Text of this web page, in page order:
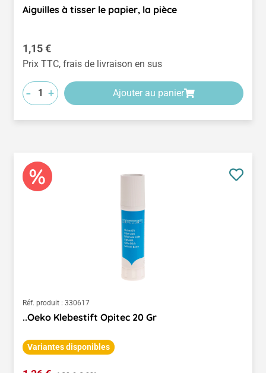
Aiguilles à tisser le papier, la pièce
Prix régulier :
1,15 €
Prix TTC, frais de livraison en sus
- + Ajouter au panier
Réf. produit : 330617
..Oeko Klebestift Opitec 20 Gr
Variantes disponibles